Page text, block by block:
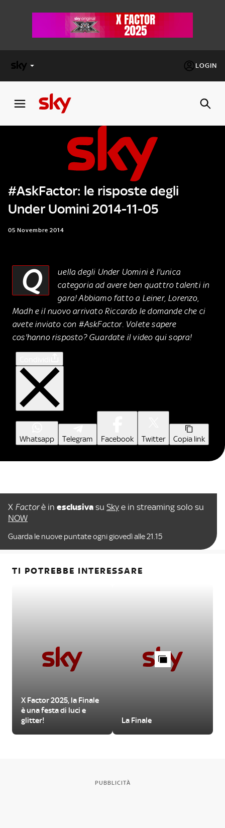
LOGIN
FACTOR
Cos’altro vedere:
PROGRAMMI SKY
Un mondo di offerte:
SKY.IT
#AskFactor: le risposte degli
Under Uomini 2014-11-05
05 Novembre 2014
Q
uella degli Under Uomini è l'unica
categoria ad avere ben quattro talenti in
gara! Abbiamo fatto a Leiner, Lorenzo,
Madh e il nuovo arrivato Riccardo le domande che ci
avete inviato con #AskFactor. Volete sapere
cos'hanno risposto? Guardate il video qui sopra!
Whatsapp Telegram Facebook Twitter Copia link
X Factorè in esclusiva su Sky e in streaming solo su
NOW
Guarda le nuove puntate ogni giovedì alle 21.15
TI POTREBBE INTERESSARE
X Factor 2025, la Finale
è una festa di luci e
glitter!
La Finale
PUBBLICITÀ